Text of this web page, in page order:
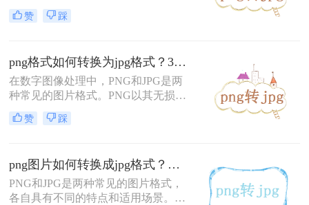
Experts Group）是两种常用的图片格
式。PNG以其高质量的无损压缩和支
流行。然而，在某些情况下，我们可
能需要将PNG图片转换为JPG格式。
那么png如何转jpg呢？以下将介绍三
赞 踩
png格式如何转换为jpg格式？3个方法既简单又方便~！
在数字图像处理中，PNG和JPG是两
种常见的图片格式。PNG以其无损压
缩和支持透明度的特性而著称，而
JPG则以其高效的压缩算法和广泛的
为JPG格式，以满足特定的需求或优
化存储。那么png格式如何转换为jpg
格式呢？本文将详细介绍PNG转JPG
赞 踩
png图片如何转换成jpg格式？试试这3个方法！
PNG和JPG是两种常见的图片格式，
各自具有不同的特点和适用场景。